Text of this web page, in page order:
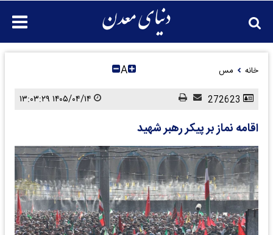
خانه مس A
اقامه نماز بر پیکر رهبر شهید